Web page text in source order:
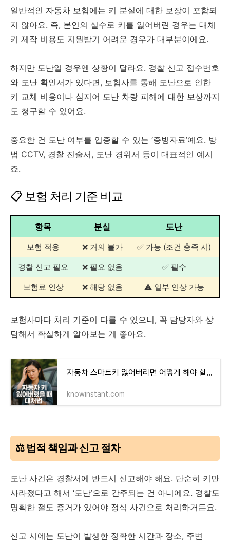
일반적인 자동차 보험에는 키 분실에 대한 보장이 포함되
지 않아요. 즉, 본인의 실수로 키를 잃어버린 경우는 대체
키 제작 비용도 지원받기 어려운 경우가 대부분이에요.
하지만 도난일 경우엔 상황이 달라요. 경찰 신고 접수번호
와 도난 확인서가 있다면, 보험사를 통해 도난으로 인한
키 교체 비용이나 심지어 도난 차량 피해에 대한 보상까지
도 청구할 수 있어요.
중요한 건 도난 여부를 입증할 수 있는 ‘증빙자료’예요. 방
범 CCTV, 경찰 진술서, 도난 경위서 등이 대표적인 예시
죠.
📋 보험 처리 기준 비교
항목 분실 도난
보험 적용 ❌ 거의 불가 ✅ 가능 (조건 충족 시)
경찰 신고 필요 ❌ 필요 없음 ✅ 필수
보험료 인상 ❌ 해당 없음 ⚠️ 일부 인상 가능
보험사마다 처리 기준이 다를 수 있으니, 꼭 담당자와 상
담해서 확실하게 알아보는 게 좋아요.
자동차 스마트키 잃어버리면 어떻게 해야 할까? 비용부터 보험 적용, 예방까지 완벽 정리!
knowinstant.com
⚖️ 법적 책임과 신고 절차
도난 사건은 경찰서에 반드시 신고해야 해요. 단순히 키만
사라졌다고 해서 ‘도난’으로 간주되는 건 아니에요. 경찰도
명확한 절도 증거가 있어야 정식 사건으로 처리하거든요.
신고 시에는 도난이 발생한 정확한 시간과 장소, 주변